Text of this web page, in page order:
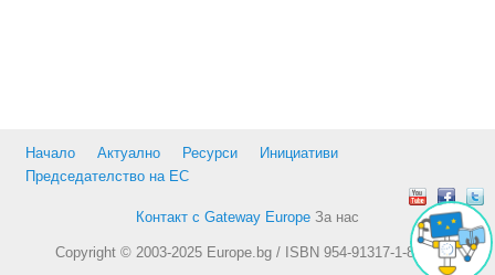
Начало Актуално Ресурси
Инициативи
Председателство на ЕС
Контакт с Gateway Europe За нас
Copyright © 2003-2025 Europe.bg / ISBN 954-91317-1-8